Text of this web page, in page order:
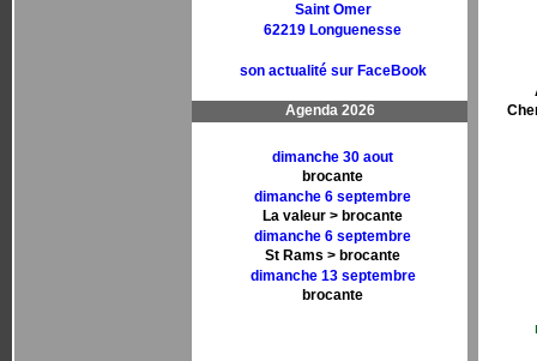
Saint Omer
62219 Longuenesse
son actualité sur FaceBook
Agenda 2026
dimanche 30 aout
brocante
dimanche 6 septembre
La valeur > brocante
dimanche 6 septembre
St Rams > brocante
dimanche 13 septembre
brocante